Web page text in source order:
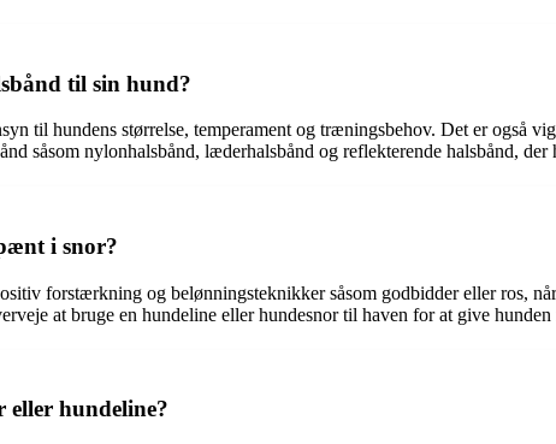
til sin hund?
til hundens størrelse, temperament og træningsbehov. Det er også
såsom nylonhalsbånd, læderhalsbånd og reflekterende halsbånd,
i snor?
forstærkning og belønningsteknikker såsom godbidder eller ros,
at bruge en hundeline eller hundesnor til haven for at give
eller hundeline?